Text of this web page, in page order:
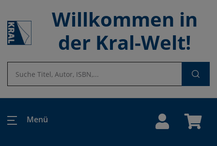
Willkommen in
der Kral-Welt!
Menü